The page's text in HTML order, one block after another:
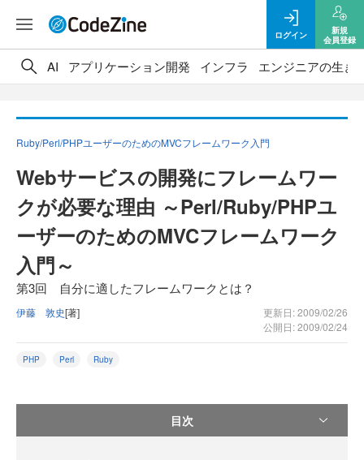
ログイン
新規
会員登録
AI アプリケーション開発 インフラ エンジニアの生き
Ruby/Perl/PHPユーザーのためのMVCフレームワーク入門
Webサービスの開発にフレームワー
クが必要な理由 ～Perl/Ruby/PHPユ
ーザーのためのMVCフレームワーク
入門～
第3回 自分に適したフレームワークとは？
伊藤 敦史[著]
更新日: 2009/02/26
公開日: 2009/02/24
PHP Perl Ruby
目次